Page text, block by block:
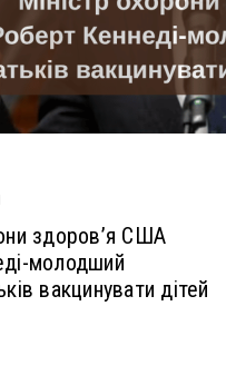
здоров’я США
молодший
вакцинувати дітей